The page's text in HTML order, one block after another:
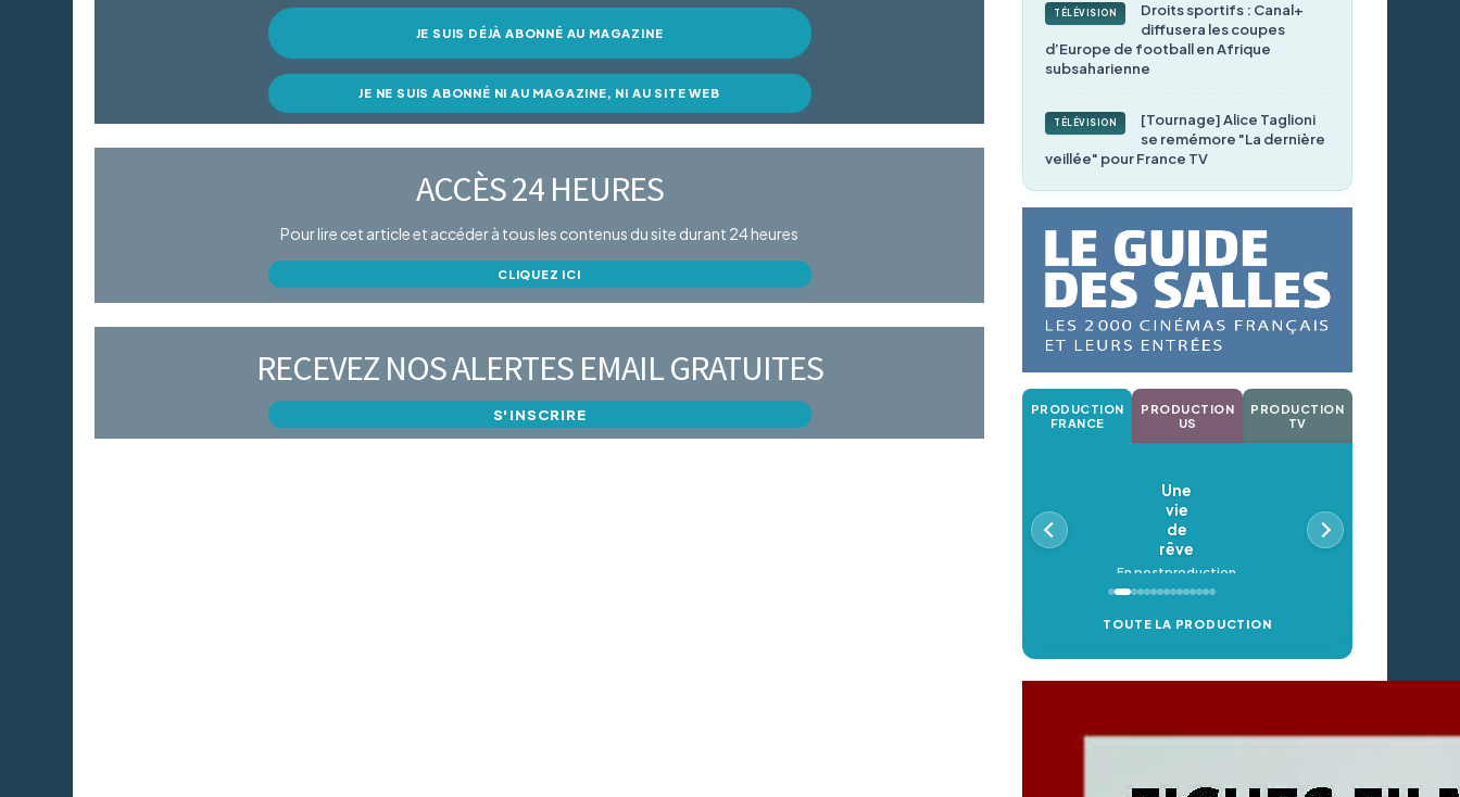
JE SUIS DÉJÀ ABONNÉ AU MAGAZINE
JE NE SUIS ABONNÉ NI AU MAGAZINE, NI AU SITE WEB
ACCÈS 24 HEURES
Pour lire cet article et accéder à tous les contenus du site durant 24 heures
CLIQUEZ ICI
RECEVEZ NOS ALERTES EMAIL GRATUITES
S'INSCRIRE
TÉLÉVISION
Droits sportifs : Canal+
diffusera les coupes
d’Europe de football en Afrique
subsaharienne
TÉLÉVISION
[Tournage] Alice Taglioni
se remémore "La dernière
veillée" pour France TV
PRODUCTION
FRANCE
PRODUCTION
US
PRODUCTION
TV
Une
vie
de
rêve
En postproduction
TOUTE LA PRODUCTION